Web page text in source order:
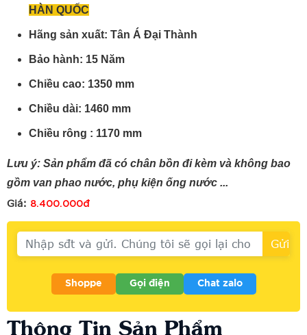
HÀN QUỐC
Hãng sản xuất: Tân Á Đại Thành
Bảo hành: 15 Năm
Chiều cao: 1350 mm
Chiều dài: 1460 mm
Chiều rông : 1170 mm
Lưu ý: Sản phẩm đã có chân bồn đi kèm và không bao
gồm van phao nước, phụ kiện ống nước ...
Giá: 8.400.000đ
Shoppe Gọi điện Chat zalo
Thông Tin Sản Phẩm